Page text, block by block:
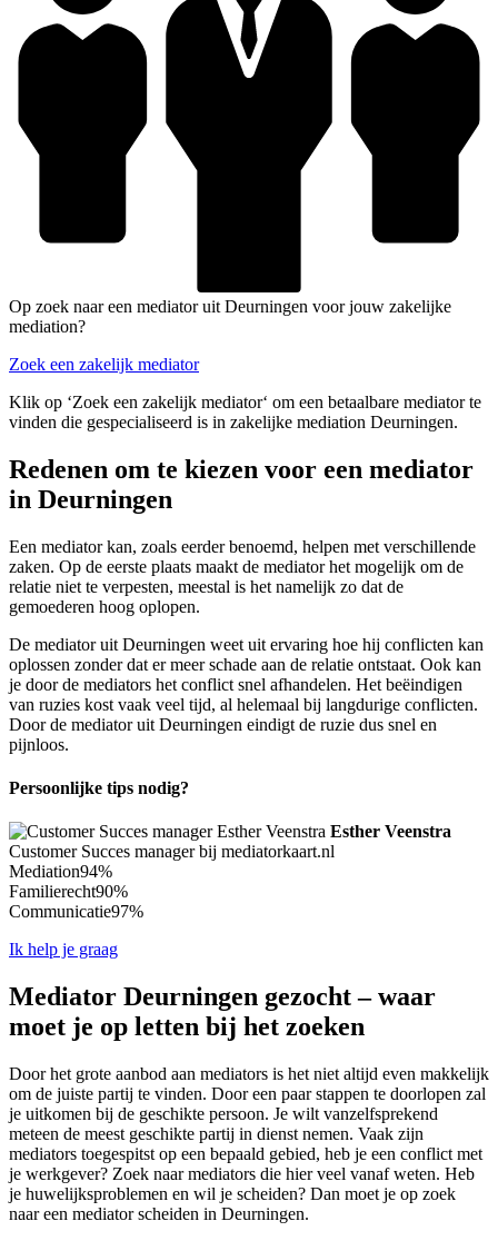
Op zoek naar een mediator uit Deurningen voor jouw zakelijke
mediation?
Zoek een zakelijk mediator
Klik op ‘Zoek een zakelijk mediator‘ om een betaalbare mediator te
vinden die gespecialiseerd is in zakelijke mediation Deurningen.
Redenen om te kiezen voor een mediator
in Deurningen
Een mediator kan, zoals eerder benoemd, helpen met verschillende
zaken. Op de eerste plaats maakt de mediator het mogelijk om de
relatie niet te verpesten, meestal is het namelijk zo dat de
gemoederen hoog oplopen.
De mediator uit Deurningen weet uit ervaring hoe hij conflicten kan
oplossen zonder dat er meer schade aan de relatie ontstaat. Ook kan
je door de mediators het conflict snel afhandelen. Het beëindigen
van ruzies kost vaak veel tijd, al helemaal bij langdurige conflicten.
Door de mediator uit Deurningen eindigt de ruzie dus snel en
pijnloos.
Persoonlijke tips nodig?
Esther Veenstra
Customer Succes manager bij mediatorkaart.nl
Mediation94%
Familierecht90%
Communicatie97%
Ik help je graag
Mediator Deurningen gezocht – waar
moet je op letten bij het zoeken
Door het grote aanbod aan mediators is het niet altijd even makkelijk
om de juiste partij te vinden. Door een paar stappen te doorlopen zal
je uitkomen bij de geschikte persoon. Je wilt vanzelfsprekend
meteen de meest geschikte partij in dienst nemen. Vaak zijn
mediators toegespitst op een bepaald gebied, heb je een conflict met
je werkgever? Zoek naar mediators die hier veel vanaf weten. Heb
je huwelijksproblemen en wil je scheiden? Dan moet je op zoek
naar een mediator scheiden in Deurningen.